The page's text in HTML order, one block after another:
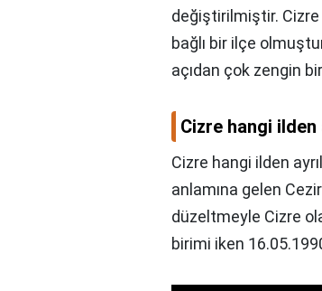
değiştirilmiştir. Cizre
bağlı bir ilçe
açıdan çok zengin
Cizre hangi ilden
Cizre hangi ilden
anlamına gelen
düzeltmeyle Cizre
birimi iken